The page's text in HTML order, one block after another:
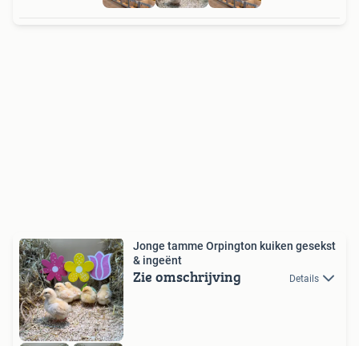
Jonge tamme Orpington kuiken gesekst
& ingeënt
Zie omschrijving Details